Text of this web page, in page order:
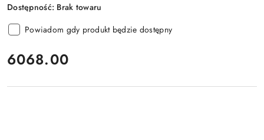
Dostępność: Brak towaru
Powiadom gdy produkt będzie dostępny
cena:
6068.00